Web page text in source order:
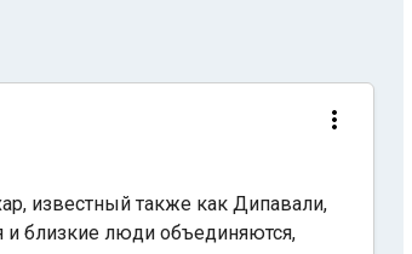
залив
известный также как Дипавали,
и близкие люди объединяются,